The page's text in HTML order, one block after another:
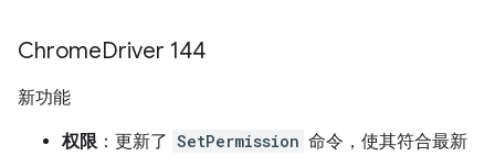
ChromeDriver 144
新功能
权限：更新了 SetPermission 命令，使其符合最新